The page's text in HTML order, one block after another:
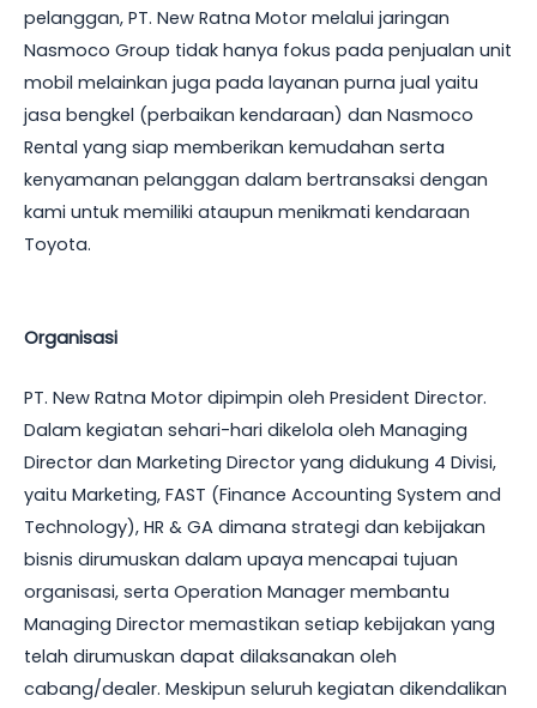
pelanggan, PT. New Ratna Motor melalui jaringan
Nasmoco Group tidak hanya fokus pada penjualan unit
mobil melainkan juga pada layanan purna jual yaitu
jasa bengkel (perbaikan kendaraan) dan Nasmoco
Rental yang siap memberikan kemudahan serta
kenyamanan pelanggan dalam bertransaksi dengan
kami untuk memiliki ataupun menikmati kendaraan
Toyota.
Organisasi
PT. New Ratna Motor dipimpin oleh President Director.
Dalam kegiatan sehari-hari dikelola oleh Managing
Director dan Marketing Director yang didukung 4 Divisi,
yaitu Marketing, FAST (Finance Accounting System and
Technology), HR & GA dimana strategi dan kebijakan
bisnis dirumuskan dalam upaya mencapai tujuan
organisasi, serta Operation Manager membantu
Managing Director memastikan setiap kebijakan yang
telah dirumuskan dapat dilaksanakan oleh
cabang/dealer. Meskipun seluruh kegiatan dikendalikan